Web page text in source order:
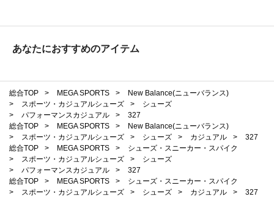
あなたにおすすめのアイテム
総合TOP > MEGA SPORTS >
New Balance(ニューバランス)
>
スポーツ・カジュアルシューズ >
シューズ
>
パフォーマンスカジュアル >
327
総合TOP
> MEGA SPORTS >
New Balance(ニューバランス)
>
スポーツ・カジュアルシューズ > シューズ > カジュアル >
327
総合TOP
> MEGA SPORTS >
シューズ・スニーカー・スパイク
>
スポーツ・カジュアルシューズ >
シューズ
>
パフォーマンスカジュアル >
327
総合TOP
> MEGA SPORTS >
シューズ・スニーカー・スパイク
>
スポーツ・カジュアルシューズ > シューズ > カジュアル > 327